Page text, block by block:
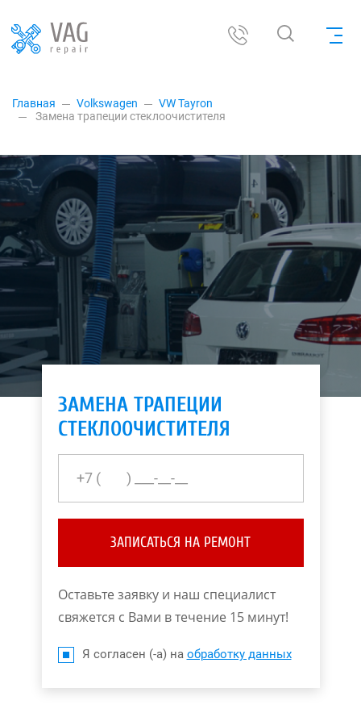
Главная Volkswagen
VW Tayron
Замена трапеции стеклоочистителя
ЗАМЕНА ТРАПЕЦИИ
СТЕКЛООЧИСТИТЕЛЯ
ЗАПИСАТЬСЯ НА РЕМОНТ
Оставьте заявку и наш специалист
свяжется с Вами в течение 15 минут!
Я согласен (-а) на обработку данных